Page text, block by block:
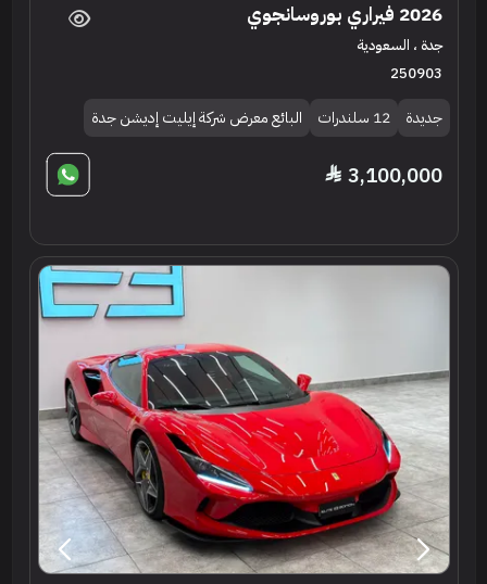
2026 فيراري بوروسانجوي
جدة ، السعودية
250903
جديدة 12 سلندرات البائع معرض شركة إيليت إديشن جدة
3,100,000